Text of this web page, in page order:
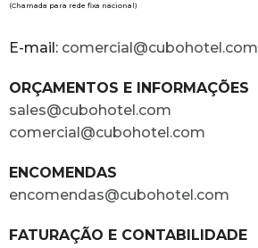
(Chamada para rede fixa nacional)
E-mail: comercial@cubohotel.com
ORÇAMENTOS E INFORMAÇÕES
sales@cubohotel.com
comercial@cubohotel.com
ENCOMENDAS
encomendas@cubohotel.com
FATURAÇÃO E CONTABILIDADE